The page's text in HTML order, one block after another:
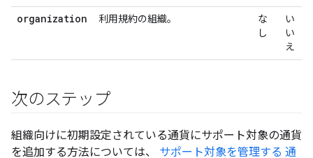
organization 利用規約の組織。
な
し
い
い
え
次のステップ
組織向けに初期設定されている通貨にサポート対象の通貨
を追加する方法については、 サポート対象を管理する 通